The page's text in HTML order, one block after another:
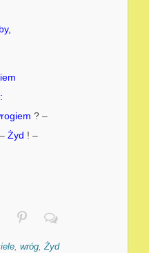
? –
Żyd ! –
wróg Żyd